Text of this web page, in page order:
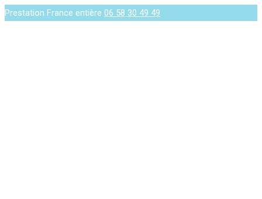
Prestation France entière 06 58 30 49 49